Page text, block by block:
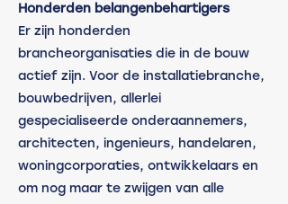
Honderden belangenbehartigers
Er zijn honderden
brancheorganisaties die in de bouw
actief zijn. Voor de installatiebranche,
bouwbedrijven, allerlei
gespecialiseerde onderaannemers,
architecten, ingenieurs, handelaren,
woningcorporaties, ontwikkelaars en
om nog maar te zwijgen van alle